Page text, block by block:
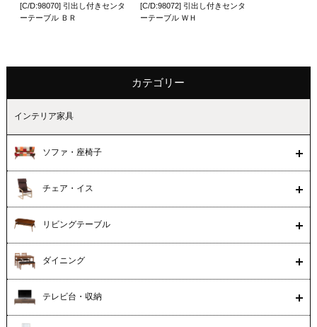
[C/D:98070] 引出し付きセンタ
ーテーブル ＢＲ
[C/D:98072] 引出し付きセンタ
ーテーブル ＷＨ
カテゴリー
インテリア家具
ソファ・座椅子
チェア・イス
リビングテーブル
ダイニング
テレビ台・収納